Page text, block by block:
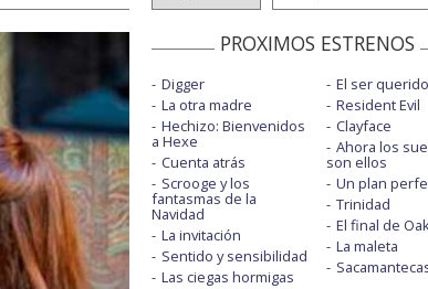
PROXIMOS ESTRENOS
Digger
La otra madre
Hechizo: Bienvenidos
a Hexe
Cuenta atrás
Scrooge y los
fantasmas de la
Navidad
La invitación
Sentido y sensibilidad
Las ciegas hormigas
El ser querido
Resident Evil
Clayface
Ahora los
son ellos
Un plan
Trinidad
El final de
La maleta